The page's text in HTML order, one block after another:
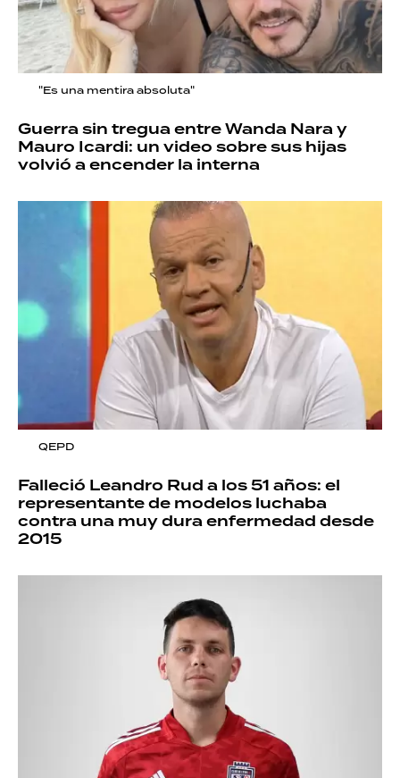
"Es una mentira absoluta"
Guerra sin tregua entre Wanda Nara y
Mauro Icardi: un video sobre sus hijas
volvió a encender la interna
QEPD
Falleció Leandro Rud a los 51 años: el
representante de modelos luchaba
contra una muy dura enfermedad desde
2015